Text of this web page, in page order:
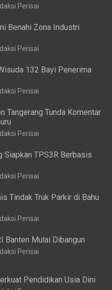
Perisai
Benahi Zona Industri
Perisai
132 Bayi Penerima
Perisai
Tangerang Tunda Komentar
Perisai
Siapkan TPS3R Berbasis
Perisai
Tindak Truk Parkir di Bahu
Perisai
Banten Mulai Dibangun
Perisai
Pendidikan Usia Dini